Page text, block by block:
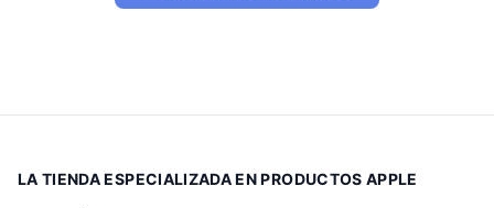
LA TIENDA ESPECIALIZADA EN PRODUCTOS APPLE